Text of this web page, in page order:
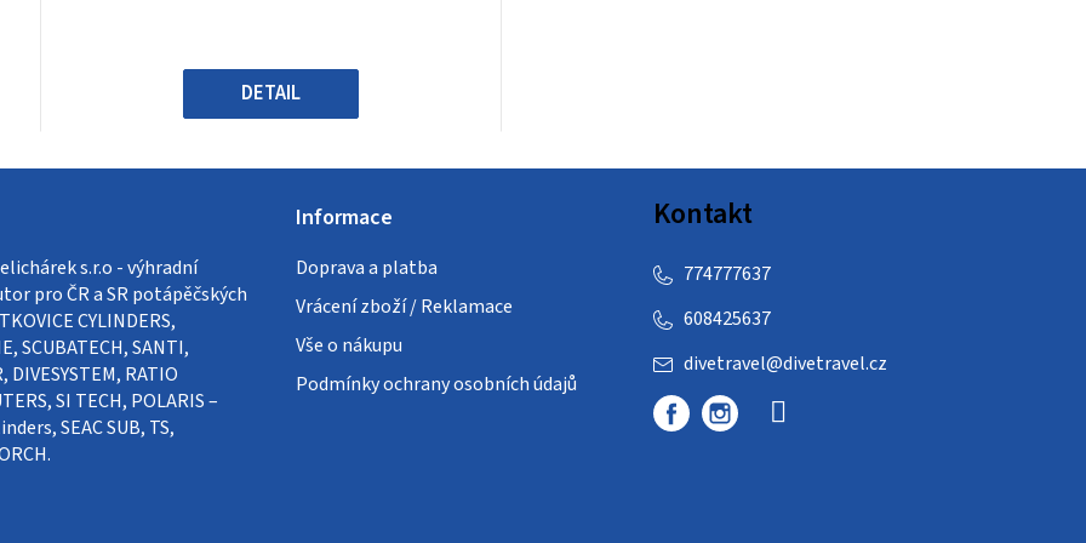
hvězdiček.
DETAIL
s.r.o - výhradní
pro ČR a SR potápěčských
CYLINDERS,
SCUBATECH, SANTI,
DIVESYSTEM, RATIO
SI TECH, POLARIS –
SEAC SUB, TS,
Informace
Doprava a platba
Vrácení zboží / Reklamace
Vše o nákupu
Podmínky ochrany osobních údajů
Kontakt
divetravel@divetravel.cz
608425637
774777637